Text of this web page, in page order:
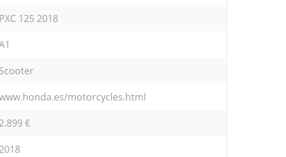
PXC 125 2018
Scooter
motorcycles.html
2.899 €
2018